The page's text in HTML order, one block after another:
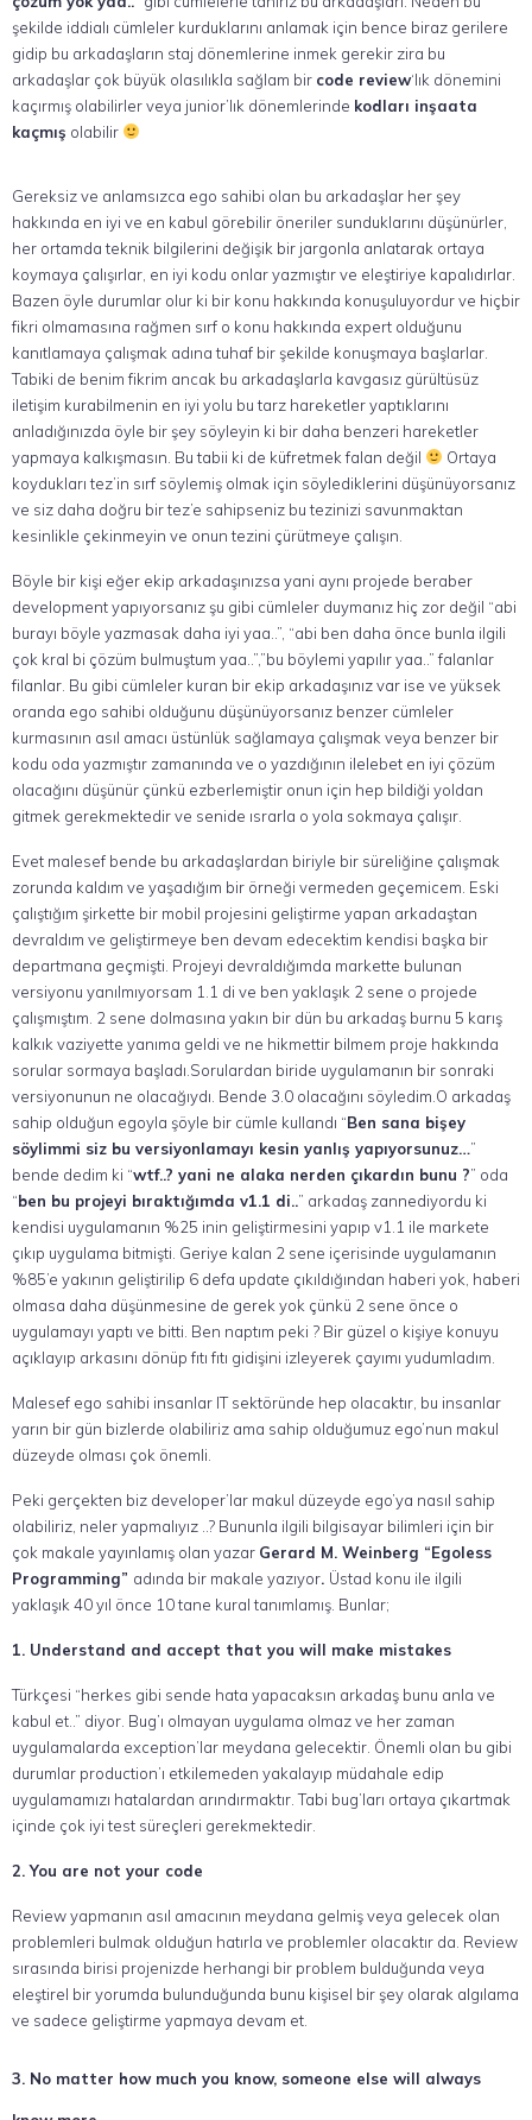
şekilde iddialı cümleler kurduklarını anlamak için bence biraz gerilere
gidip bu arkadaşların staj dönemlerine inmek gerekir zira bu
arkadaşlar çok büyük olasılıkla sağlam bir code review‘lık dönemini
kaçırmış olabilirler veya junior’lık dönemlerinde kodları inşaata
kaçmış olabilir
Gereksiz ve anlamsızca ego sahibi olan bu arkadaşlar her şey
hakkında en iyi ve en kabul görebilir öneriler sunduklarını düşünürler,
her ortamda teknik bilgilerini değişik bir jargonla anlatarak ortaya
koymaya çalışırlar, en iyi kodu onlar yazmıştır ve eleştiriye kapalıdırlar.
Bazen öyle durumlar olur ki bir konu hakkında konuşuluyordur ve hiçbir
fikri olmamasına rağmen sırf o konu hakkında expert olduğunu
kanıtlamaya çalışmak adına tuhaf bir şekilde konuşmaya başlarlar.
Tabiki de benim fikrim ancak bu arkadaşlarla kavgasız gürültüsüz
iletişim kurabilmenin en iyi yolu bu tarz hareketler yaptıklarını
anladığınızda öyle bir şey söyleyin ki bir daha benzeri hareketler
yapmaya kalkışmasın. Bu tabii ki de küfretmek falan değil
Ortaya
koydukları tez’in sırf söylemiş olmak için söylediklerini düşünüyorsanız
ve siz daha doğru bir tez’e sahipseniz bu tezinizi savunmaktan
kesinlikle çekinmeyin ve onun tezini çürütmeye çalışın.
Böyle bir kişi eğer ekip arkadaşınızsa yani aynı projede beraber
development yapıyorsanız şu gibi cümleler duymanız hiç zor değil “abi
burayı böyle yazmasak daha iyi yaa..”, “abi ben daha önce bunla ilgili
çok kral bi çözüm bulmuştum yaa..”,”bu böylemi yapılır yaa..” falanlar
filanlar. Bu gibi cümleler kuran bir ekip arkadaşınız var ise ve yüksek
oranda ego sahibi olduğunu düşünüyorsanız benzer cümleler
kurmasının asıl amacı üstünlük sağlamaya çalışmak veya benzer bir
kodu oda yazmıştır zamanında ve o yazdığının ilelebet en iyi çözüm
olacağını düşünür çünkü ezberlemiştir onun için hep bildiği yoldan
gitmek gerekmektedir ve senide ısrarla o yola sokmaya çalışır.
Evet malesef bende bu arkadaşlardan biriyle bir süreliğine çalışmak
zorunda kaldım ve yaşadığım bir örneği vermeden geçemicem. Eski
çalıştığım şirkette bir mobil projesini geliştirme yapan arkadaştan
devraldım ve geliştirmeye ben devam edecektim kendisi başka bir
departmana geçmişti. Projeyi devraldığımda markette bulunan
versiyonu yanılmıyorsam 1.1 di ve ben yaklaşık 2 sene o projede
çalışmıştım. 2 sene dolmasına yakın bir dün bu arkadaş burnu 5 karış
kalkık vaziyette yanıma geldi ve ne hikmettir bilmem proje hakkında
sorular sormaya başladı.Sorulardan biride uygulamanın bir sonraki
versiyonunun ne olacağıydı. Bende 3.0 olacağını söyledim.O arkadaş
sahip olduğun egoyla şöyle bir cümle kullandı “Ben sana bişey
söylimmi siz bu versiyonlamayı kesin yanlış yapıyorsunuz…”
bende dedim ki “wtf..? yani ne alaka nerden çıkardın bunu ?” oda
“ben bu projeyi bıraktığımda v1.1 di..” arkadaş zannediyordu ki
kendisi uygulamanın %25 inin geliştirmesini yapıp v1.1 ile markete
çıkıp uygulama bitmişti. Geriye kalan 2 sene içerisinde uygulamanın
%85’e yakının geliştirilip 6 defa update çıkıldığından haberi yok, haberi
olmasa daha düşünmesine de gerek yok çünkü 2 sene önce o
uygulamayı yaptı ve bitti. Ben naptım peki ? Bir güzel o kişiye konuyu
açıklayıp arkasını dönüp fıtı fıtı gidişini izleyerek çayımı yudumladım.
Malesef ego sahibi insanlar IT sektöründe hep olacaktır, bu insanlar
yarın bir gün bizlerde olabiliriz ama sahip olduğumuz ego’nun makul
düzeyde olması çok önemli.
Peki gerçekten biz developer’lar makul düzeyde ego’ya nasıl sahip
olabiliriz, neler yapmalıyız ..? Bununla ilgili bilgisayar bilimleri için bir
çok makale yayınlamış olan yazar Gerard M. Weinberg “Egoless
Programming” adında bir makale yazıyor. Üstad konu ile ilgili
yaklaşık 40 yıl önce 10 tane kural tanımlamış. Bunlar;
1. Understand and accept that you will make mistakes
Türkçesi “herkes gibi sende hata yapacaksın arkadaş bunu anla ve
kabul et..” diyor. Bug’ı olmayan uygulama olmaz ve her zaman
uygulamalarda exception’lar meydana gelecektir. Önemli olan bu gibi
durumlar production’ı etkilemeden yakalayıp müdahale edip
uygulamamızı hatalardan arındırmaktır. Tabi bug’ları ortaya çıkartmak
içinde çok iyi test süreçleri gerekmektedir.
2. You are not your code
Review yapmanın asıl amacının meydana gelmiş veya gelecek olan
problemleri bulmak olduğun hatırla ve problemler olacaktır da. Review
sırasında birisi projenizde herhangi bir problem bulduğunda veya
eleştirel bir yorumda bulunduğunda bunu kişisel bir şey olarak algılama
ve sadece geliştirme yapmaya devam et.
3. No matter how much you know, someone else will always